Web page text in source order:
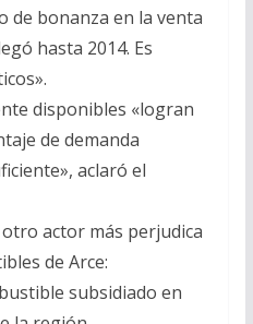
de bonanza en la venta
hasta 2014. Es
disponibles «logran
de demanda
aclaró el
actor más perjudica
de Arce:
subsidiado en